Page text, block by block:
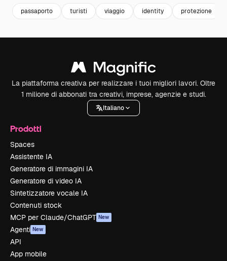
passaporto turisti viaggio identity protezione
La piattaforma creativa per realizzare i tuoi migliori lavori. Oltre
1 milione di abbonati tra creativi, imprese, agenzie e studi.
Italiano
Prodotti
Spaces
Assistente IA
Generatore di immagini IA
Generatore di video IA
Sintetizzatore vocale IA
Contenuti stock
MCP per Claude/ChatGPT New
Agenti New
API
App mobile